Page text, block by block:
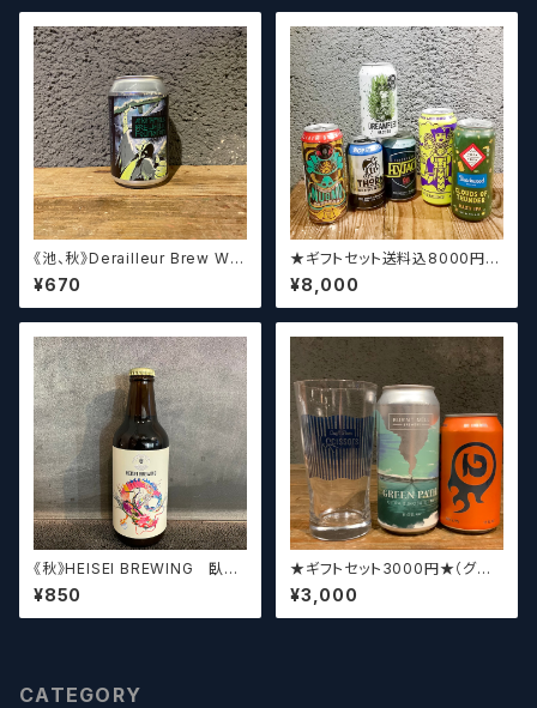
《池、秋》Derailleur Brew Wor
ks ANONYMOUS BREWH
OLIC FOUNDATION ディ
レイラブリューワークス
¥670
★ギフトセット送料込8000円★
（お好みに合わせて高価なビー
ルも含めて5～6本チョイスさせ
ていただきます）【クラフトビー
¥8,000
《秋》HEISEI BREWING 臥龍
長生(がりゅうちょうせい)アメリ
カンペールエール【クラフトビー
ル】
¥850
★ギフトセット3000円★（グラ
スセット）【クラフトビール】
¥3,000
CATEGORY